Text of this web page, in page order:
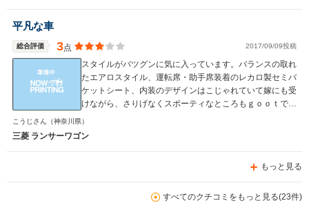
平凡な車
総合評価 3点 2017/09/09投稿
スタイルがバツグンに気に入っています。バランスの取れ
たエアロスタイル、運転席・助手席装着のレカロ製セミバ
ケットシート、内装のデザインはこじゃれていて嫁にも受
けながら、さりげなくスポーティなところもｇｏｏｔで
す。走りも安定しており低速重視のターボは街中でも非常
こうじさん （神奈川県）
三菱 ランサーワゴン
もっと見る
すべてのクチコミをもっと見る(23件)